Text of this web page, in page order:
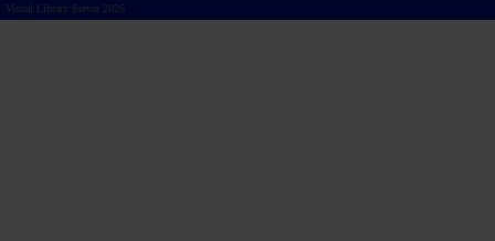
Visual Library Server 2026